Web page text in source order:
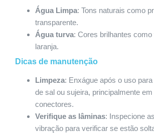
Água Limpa: Tons naturais como
transparente.
Água turva: Cores brilhantes
laranja.
Dicas de manutenção
Limpeza: Enxágue após o uso
de sal ou sujeira, principalmente
conectores.
Verifique as lâminas: Inspecione
vibração para verificar se estão